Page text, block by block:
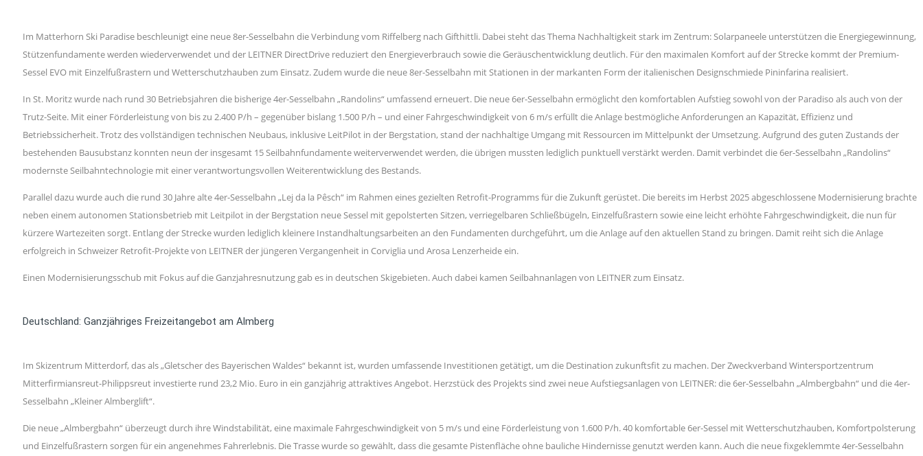
Im Matterhorn Ski Paradise beschleunigt eine neue 8er-Sesselbahn die Verbindung vom Riffelberg nach Gifthittli. Dabei steht das Thema Nachhaltigkeit stark im Zentrum: Solarpaneele unterstützen die Energiegewinnung,
Stützenfundamente werden wiederverwendet und der LEITNER DirectDrive reduziert den Energieverbrauch sowie die Geräuschentwicklung deutlich. Für den maximalen Komfort auf der Strecke kommt der Premium-
Sessel EVO mit Einzelfußrastern und Wetterschutzhauben zum Einsatz. Zudem wurde die neue 8er-Sesselbahn mit Stationen in der markanten Form der italienischen Designschmiede Pininfarina realisiert.
In St. Moritz wurde nach rund 30 Betriebsjahren die bisherige 4er-Sesselbahn „Randolins“ umfassend erneuert. Die neue 6er-Sesselbahn ermöglicht den komfortablen Aufstieg sowohl von der Paradiso als auch von der
Trutz-Seite. Mit einer Förderleistung von bis zu 2.400 P/h – gegenüber bislang 1.500 P/h – und einer Fahrgeschwindigkeit von 6 m/s erfüllt die Anlage bestmögliche Anforderungen an Kapazität, Effizienz und
Betriebssicherheit. Trotz des vollständigen technischen Neubaus, inklusive LeitPilot in der Bergstation, stand der nachhaltige Umgang mit Ressourcen im Mittelpunkt der Umsetzung. Aufgrund des guten Zustands der
bestehenden Bausubstanz konnten neun der insgesamt 15 Seilbahnfundamente weiterverwendet werden, die übrigen mussten lediglich punktuell verstärkt werden. Damit verbindet die 6er-Sesselbahn „Randolins“
modernste Seilbahntechnologie mit einer verantwortungsvollen Weiterentwicklung des Bestands.
Parallel dazu wurde auch die rund 30 Jahre alte 4er-Sesselbahn „Lej da la Pêsch“ im Rahmen eines gezielten Retrofit-Programms für die Zukunft gerüstet. Die bereits im Herbst 2025 abgeschlossene Modernisierung brachte
neben einem autonomen Stationsbetrieb mit Leitpilot in der Bergstation neue Sessel mit gepolsterten Sitzen, verriegelbaren Schließbügeln, Einzelfußrastern sowie eine leicht erhöhte Fahrgeschwindigkeit, die nun für
kürzere Wartezeiten sorgt. Entlang der Strecke wurden lediglich kleinere Instandhaltungsarbeiten an den Fundamenten durchgeführt, um die Anlage auf den aktuellen Stand zu bringen. Damit reiht sich die Anlage
erfolgreich in Schweizer Retrofit-Projekte von LEITNER der jüngeren Vergangenheit in Corviglia und Arosa Lenzerheide ein.
Einen Modernisierungsschub mit Fokus auf die Ganzjahresnutzung gab es in deutschen Skigebieten. Auch dabei kamen Seilbahnanlagen von LEITNER zum Einsatz.
Deutschland: Ganzjähriges Freizeitangebot am Almberg
Im Skizentrum Mitterdorf, das als „Gletscher des Bayerischen Waldes“ bekannt ist, wurden umfassende Investitionen getätigt, um die Destination zukunftsfit zu machen. Der Zweckverband Wintersportzentrum
Mitterfirmiansreut-Philippsreut investierte rund 23,2 Mio. Euro in ein ganzjährig attraktives Angebot. Herzstück des Projekts sind zwei neue Aufstiegsanlagen von LEITNER: die 6er-Sesselbahn „Almbergbahn“ und die 4er-
Sesselbahn „Kleiner Almberglift“.
Die neue „Almbergbahn“ überzeugt durch ihre Windstabilität, eine maximale Fahrgeschwindigkeit von 5 m/s und eine Förderleistung von 1.600 P/h. 40 komfortable 6er-Sessel mit Wetterschutzhauben, Komfortpolsterung
und Einzelfußrastern sorgen für ein angenehmes Fahrerlebnis. Die Trasse wurde so gewählt, dass die gesamte Pistenfläche ohne bauliche Hindernisse genutzt werden kann. Auch die neue fixgeklemmte 4er-Sesselbahn